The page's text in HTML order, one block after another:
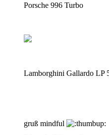
Porsche 996 Turbo
Lamborghini Gallardo LP
gruß mindful